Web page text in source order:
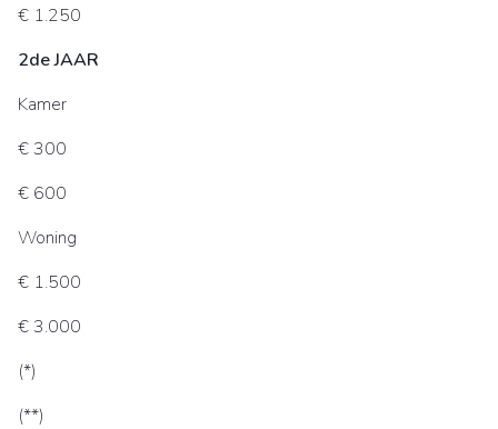
€ 1.250
2de JAAR
Kamer
€ 300
€ 600
Woning
€ 1.500
€ 3.000
(*)
(**)